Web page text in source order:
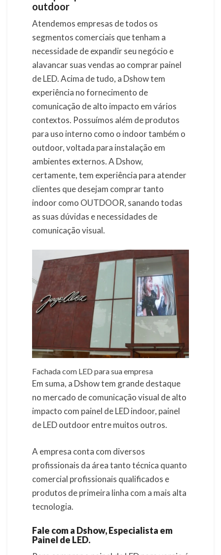
outdoor
Atendemos empresas de todos os
segmentos comerciais que tenham a
necessidade de expandir seu negócio e
alavancar suas vendas ao comprar painel
de LED. Acima de tudo, a Dshow tem
experiência no fornecimento de
comunicação de alto impacto em vários
contextos. Possuímos além de produtos
para uso interno como o indoor também o
outdoor, voltada para instalação em
ambientes externos. A Dshow,
certamente, tem experiência para atender
clientes que desejam comprar tanto
indoor como OUTDOOR, sanando todas
as suas dúvidas e necessidades de
comunicação visual.
Fachada com LED para sua empresa
Em suma, a Dshow tem grande destaque
no mercado de comunicação visual de alto
impacto com painel de LED indoor, painel
de LED outdoor entre muitos outros.
A empresa conta com diversos
profissionais da área tanto técnica quanto
comercial profissionais qualificados e
produtos de primeira linha com a mais alta
tecnologia.
Fale com a Dshow, Especialista em
Painel de LED.